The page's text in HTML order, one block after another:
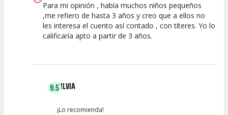
Para mi opinión , había muchos niños pequeños
,me refiero de hasta 3 años y creo que a ellos no
les interesa el cuento así contado , con títeres. Yo lo
calificaría apto a partir de 3 años.
9.5SILVIA
¡Lo recomienda!